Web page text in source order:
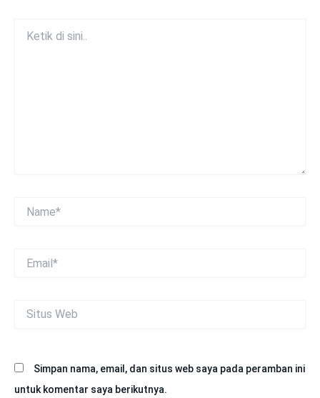
Web
Simpan nama, email, dan situs web saya pada peramban ini
untuk komentar saya berikutnya.